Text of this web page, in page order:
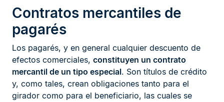
Contratos mercantiles de
pagarés
Los pagarés, y en general cualquier descuento de
efectos comerciales, constituyen un contrato
mercantil de un tipo especial. Son títulos de crédito
y, como tales, crean obligaciones tanto para el
girador como para el beneficiario, las cuales se